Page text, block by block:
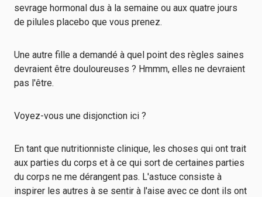
sevrage hormonal dus à la semaine ou aux quatre jours
de pilules placebo que vous prenez.
Une autre fille a demandé à quel point des règles saines
devraient être douloureuses ? Hmmm, elles ne devraient
pas l'être.
Voyez-vous une disjonction ici ?
En tant que nutritionniste clinique, les choses qui ont trait
aux parties du corps et à ce qui sort de certaines parties
du corps ne me dérangent pas. L'astuce consiste à
inspirer les autres à se sentir à l'aise avec ce dont ils ont